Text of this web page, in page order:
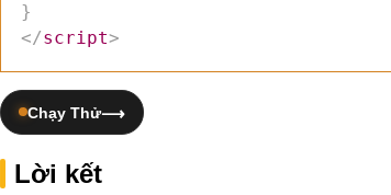
}
</script>
Chạy Thử
Lời kết